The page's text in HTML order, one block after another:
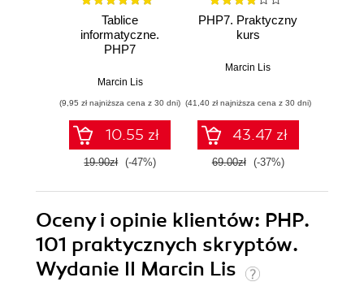
Tablice
informatyczne.
PHP7
Marcin Lis
(9,95 zł najniższa cena z 30 dni)
10.55 zł
19.90zł (-47%)
PHP7. Praktyczny
kurs
Marcin Lis
(41,40 zł najniższa cena z 30 dni)
43.47 zł
69.00zł (-37%)
Oceny i opinie klientów: PHP.
101 praktycznych skryptów.
Wydanie II Marcin Lis